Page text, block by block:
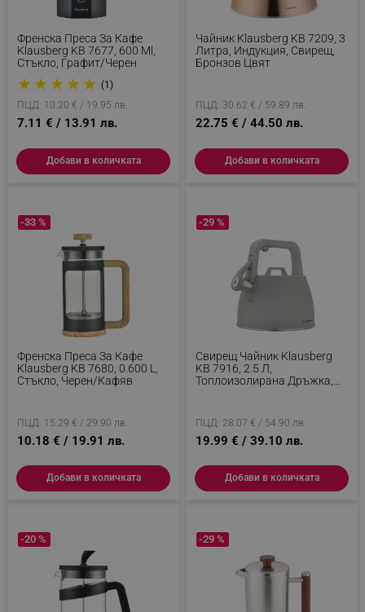
Френска Преса За Кафе
Klausberg KB 7677, 600 Ml,
Стъкло, Графит/черен
★ ★ ★ ★ ★ (1)
ПЦД: 10.20 € / 19.95 лв.
7.11 € / 13.91 лв.
Добави в количката
Чайник Klausberg KB 7209, 3
Литра, Индукция, Свирещ,
Бронзов Цвят
ПЦД: 30.62 € / 59.89 лв.
22.75 € / 44.50 лв.
Добави в количката
Френска Преса За Кафе
Klausberg KB 7680, 0.600 L,
Стъкло, Черен/Кафяв
-33 %
ПЦД: 15.29 € / 29.90 лв.
10.18 € / 19.91 лв.
Добави в количката
Свирещ Чайник Klausberg
KB 7916, 2.5 Л,
Топлоизолирана Дръжка,
-29 %
ПЦД: 28.07 € / 54.90 лв.
19.99 € / 39.10 лв.
Добави в количката
-20 % -29 %